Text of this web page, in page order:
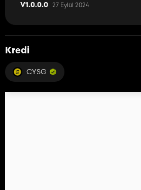
V1.0.0.0 27 Eylül 2024
Kredi
CYSG